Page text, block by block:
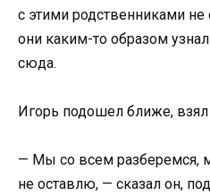
с этими родственниками
они каким-то образом
сюда.
Игорь подошел ближе, взял
— Мы со всем разберемся,
не оставлю, — сказал он,